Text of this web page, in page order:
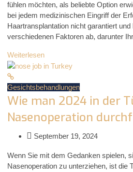
fühlen möchten, als beliebte Option
bei jedem medizinischen Eingriff der
Haartransplantation nicht garantiert und
verschiedenen Faktoren ab, darunter
Weiterlesen
Gesichtsbehandlungen
Wie man 2024 in der
Nasenoperation
September 19, 2024
Wenn Sie mit dem Gedanken spielen,
Nasenoperation zu unterziehen, ist die